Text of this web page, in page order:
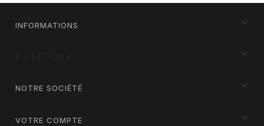
INFORMATIONS 

NOTRE SOCIÉTÉ 
VOTRE COMPTE 